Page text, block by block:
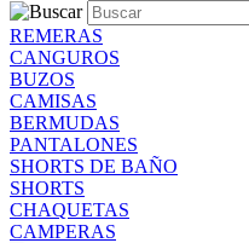
REMERAS
CANGUROS
BUZOS
CAMISAS
BERMUDAS
PANTALONES
SHORTS DE BAÑO
SHORTS
CHAQUETAS
CAMPERAS